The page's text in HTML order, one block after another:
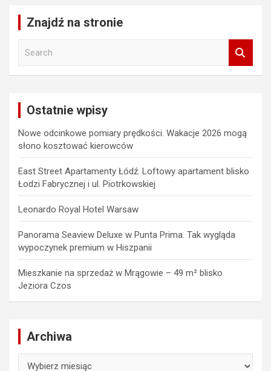
Znajdź na stronie
Ostatnie wpisy
Nowe odcinkowe pomiary prędkości. Wakacje 2026 mogą
słono kosztować kierowców
East Street Apartamenty Łódź. Loftowy apartament blisko
Łodzi Fabrycznej i ul. Piotrkowskiej
Leonardo Royal Hotel Warsaw
Panorama Seaview Deluxe w Punta Prima. Tak wygląda
wypoczynek premium w Hiszpanii
Mieszkanie na sprzedaż w Mrągowie – 49 m² blisko
Jeziora Czos
Archiwa